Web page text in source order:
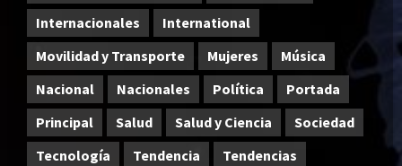
Internacionales
International
Movilidad y Transporte
Mujeres
Música
Nacional
Nacionales Política
Portada
Principal
Salud Salud y Ciencia
Sociedad
Tecnología
Tendencia
Tendencias